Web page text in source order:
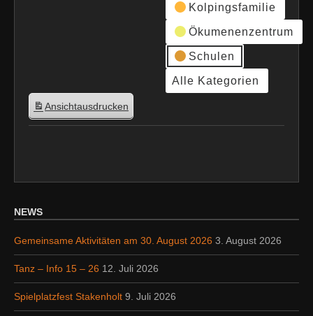
Kolpingsfamilie
Ökumenenzentrum
Schulen
Alle Kategorien
Ansichtausdrucken
NEWS
Gemeinsame Aktivitäten am 30. August 2026 3. August 2026
Tanz – Info 15 – 26 12. Juli 2026
Spielplatzfest Stakenholt 9. Juli 2026